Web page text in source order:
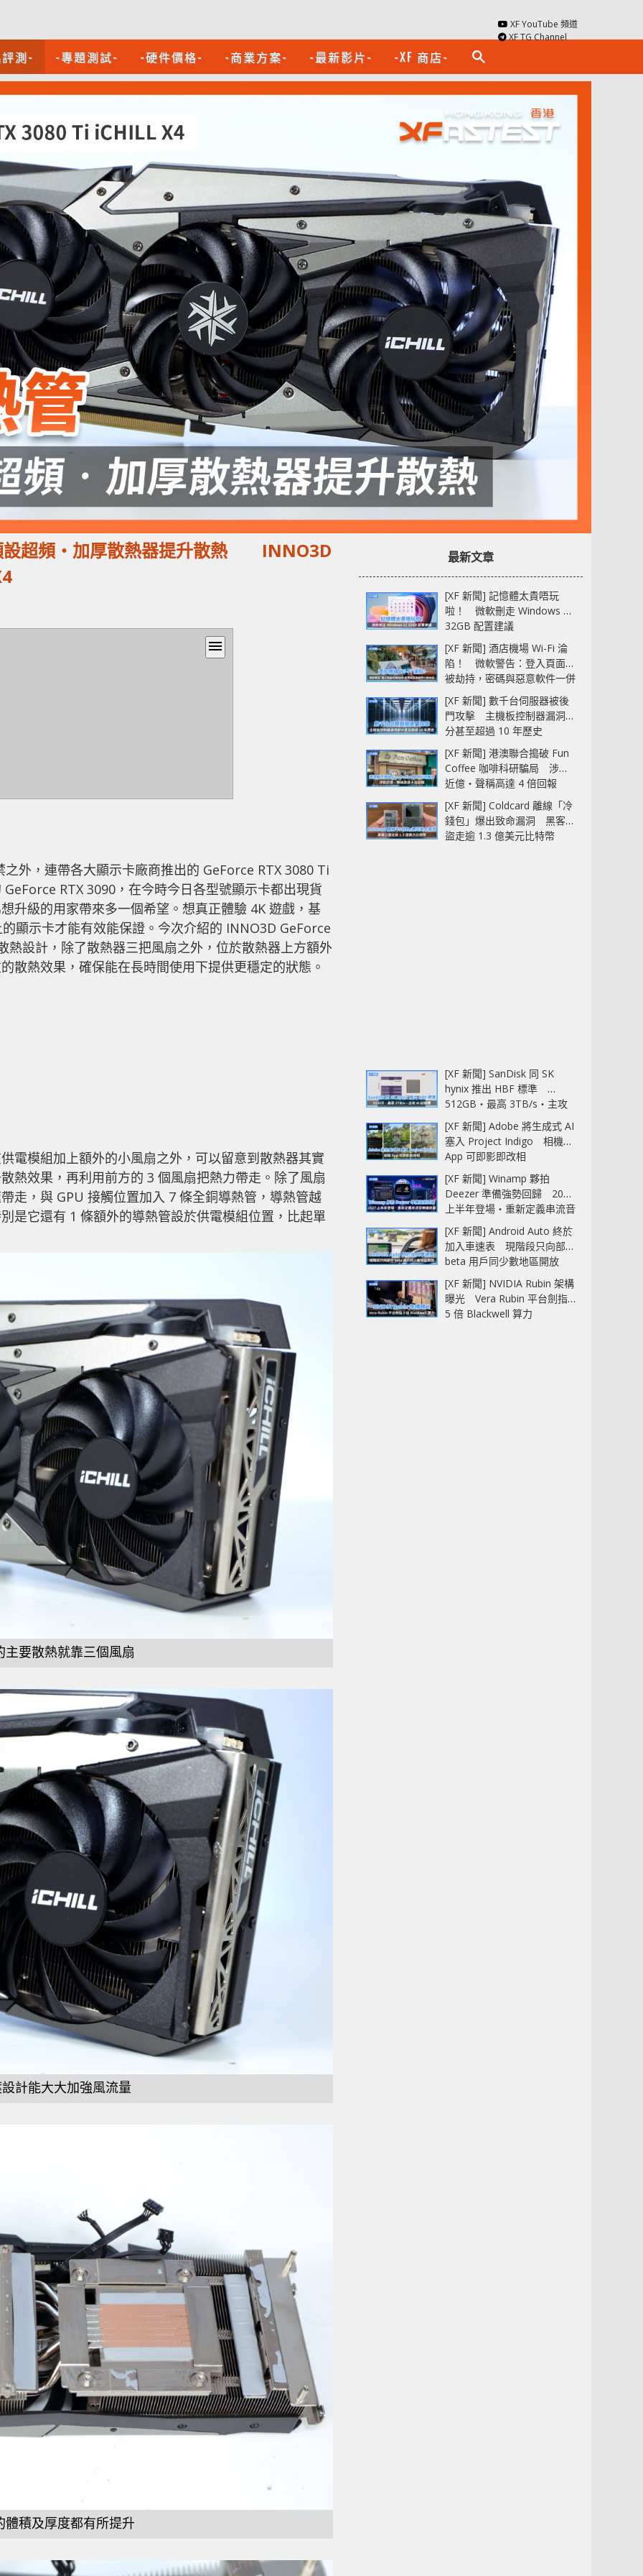
XF YouTube 頻道
XF TG Channel
測- -專題測試- -硬件價格- -商業方案- -最新影片- -XF 商店- search
設超頻‧加厚散熱器提升散熱 INNO3D
menu
外，連帶各大顯示卡廠商推出的 GeForce RTX 3080 Ti
RTX 3090，在今時今日各型號顯示卡都出現貨
升級的用家帶來多一個希望。想真正體驗 4K 遊戲，基
顯示卡才能有效能保證。今次介紹的 INNO3D GeForce
熱設計，除了散熱器三把風扇之外，位於散熱器上方額外
散熱效果，確保能在長時間使用下提供更穩定的狀態。
電模組加上額外的小風扇之外，可以留意到散熱器其實
熱效果，再利用前方的 3 個風扇把熱力帶走。除了風扇
走，與 GPU 接觸位置加入 7 條全銅導熱管，導熱管越
是它還有 1 條額外的導熱管設於供電模組位置，比起單
主要散熱就靠三個風扇
計能大大加強風流量
體積及厚度都有所提升
最新文章
[XF 新聞] 記憶體太貴唔玩
啦！ 微軟刪走 Windows 11
32GB 配置建議
[XF 新聞] 酒店機場 Wi-Fi 淪
陷！ 微軟警告：登入頁面可
被劫持，密碼與惡意軟件一併
中招
[XF 新聞] 數千台伺服器被後
門攻擊 主機板控制器漏洞部
分甚至超過 10 年歷史
[XF 新聞] 港澳聯合搗破 Fun
Coffee 咖啡科研騙局 涉款
近億‧聲稱高達 4 倍回報
[XF 新聞] Coldcard 離線「冷
錢包」爆出致命漏洞 黑客已
盜走逾 1.3 億美元比特幣
[XF 新聞] SanDisk 同 SK
hynix 推出 HBF 標準
512GB‧最高 3TB/s‧主攻
AI 記憶體
[XF 新聞] Adobe 將生成式 AI
塞入 Project Indigo 相機
App 可即影即改相
[XF 新聞] Winamp 夥拍
Deezer 準備強勢回歸 2027
上半年登場‧重新定義串流音
樂播放器
[XF 新聞] Android Auto 終於
加入車速表 現階段只向部分
beta 用戶同少數地區開放
[XF 新聞] NVIDIA Rubin 架構
曝光 Vera Rubin 平台劍指
5 倍 Blackwell 算力